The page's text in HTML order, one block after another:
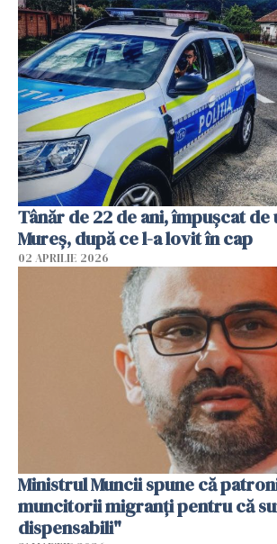
Tânăr de 22 de ani, împușcat
Mureș, după ce l-a lovit în cap
02 APRILIE 2026
Ministrul Muncii spune că
muncitorii migranți pentru că
dispensabili"